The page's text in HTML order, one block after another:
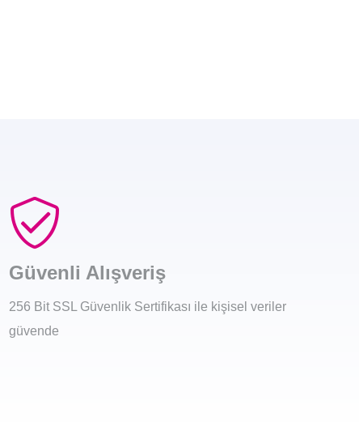
Güvenli Alışveriş
256 Bit SSL Güvenlik Sertifikası ile kişisel veriler
güvende